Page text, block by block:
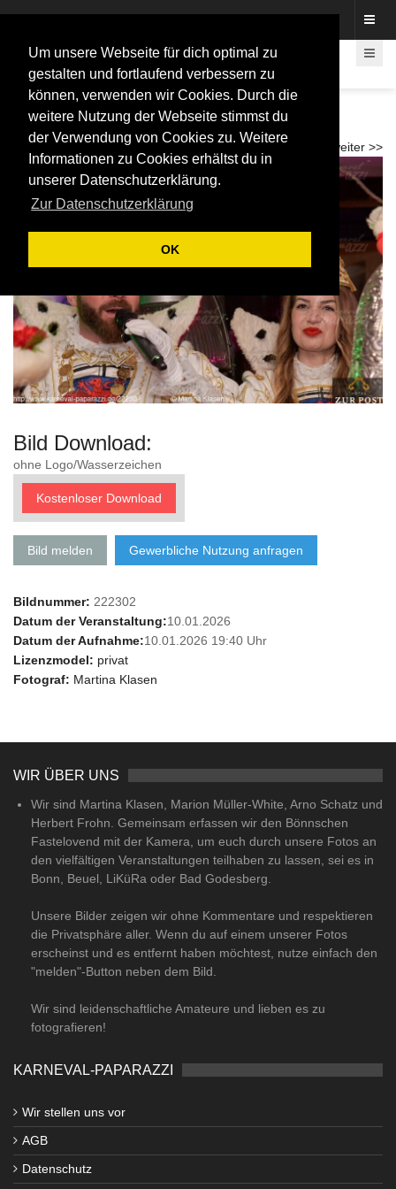
Um unsere Webseite für dich optimal zu
gestalten und fortlaufend verbessern zu
können, verwenden wir Cookies. Durch die
weitere Nutzung der Webseite stimmst du
der Verwendung von Cookies zu. Weitere
Informationen zu Cookies erhältst du in
unserer Datenschutzerklärung.
Zur Datenschutzerklärung
OK
20 Jahre "Die Flüssigen" - Flüssigen Party
2026
weiter >>
<< zurück
Bild Download:
ohne Logo/Wasserzeichen
Kostenloser Download
Bild melden Gewerbliche Nutzung anfragen
Bildnummer: 222302
Datum der Veranstaltung:10.01.2026
Datum der Aufnahme:10.01.2026 19:40 Uhr
Lizenzmodel: privat
Fotograf: Martina Klasen
WIR ÜBER UNS
Wir sind Martina Klasen, Marion Müller-White, Arno Schatz und
Herbert Frohn. Gemeinsam erfassen wir den Bönnschen
Fastelovend mit der Kamera, um euch durch unsere Fotos an
den vielfältigen Veranstaltungen teilhaben zu lassen, sei es in
Bonn, Beuel, LiKüRa oder Bad Godesberg.
Unsere Bilder zeigen wir ohne Kommentare und respektieren
die Privatsphäre aller. Wenn du auf einem unserer Fotos
erscheinst und es entfernt haben möchtest, nutze einfach den
"melden"-Button neben dem Bild.
Wir sind leidenschaftliche Amateure und lieben es zu
fotografieren!
KARNEVAL-PAPARAZZI
Wir stellen uns vor
AGB
Datenschutz